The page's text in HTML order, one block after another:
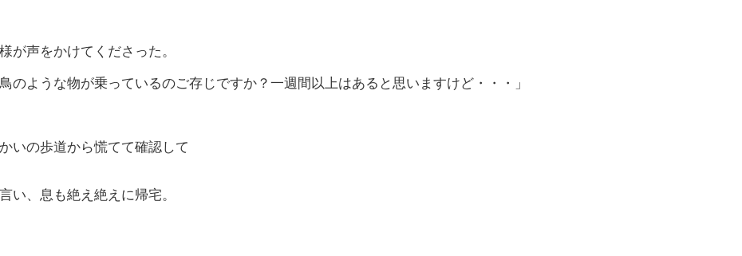
が声をかけてくださった。
のような物が乗っているのご存じですか？一週間以上はあると思いますけど・・・」
いの歩道から慌てて確認して
い、息も絶え絶えに帰宅。